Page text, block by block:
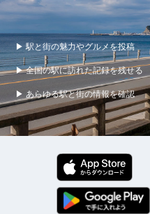
▶ 駅と街の魅力やグルメを投稿
▶ 全国の駅に訪れた記録を残せる
▶ あらゆる駅と街の情報を確認